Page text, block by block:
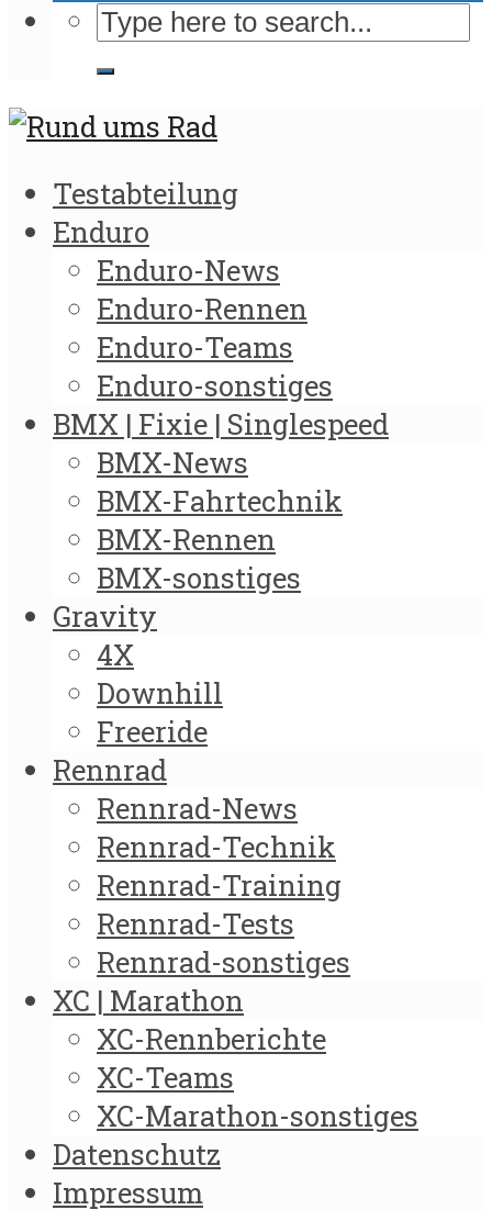
Testabteilung
Enduro
Enduro-News
Enduro-Rennen
Enduro-Teams
Enduro-sonstiges
BMX | Fixie | Singlespeed
BMX-News
BMX-Fahrtechnik
BMX-Rennen
BMX-sonstiges
Gravity
4X
Downhill
Freeride
Rennrad
Rennrad-News
Rennrad-Technik
Rennrad-Training
Rennrad-Tests
Rennrad-sonstiges
XC | Marathon
XC-Rennberichte
XC-Teams
XC-Marathon-sonstiges
Datenschutz
Impressum